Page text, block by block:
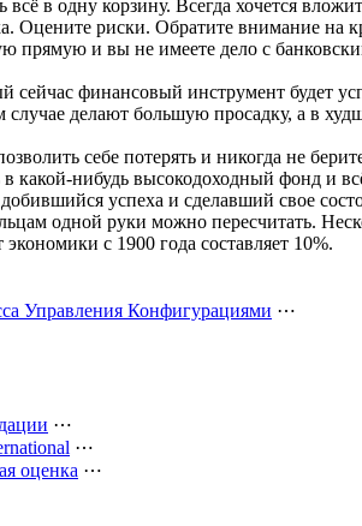
в одну корзину. Всегда хочется
Оцените риски. Обратите внимание на
прямую и вы не имеете дело с
финансовый инструмент будет
делают большую просадку, а в
себе потерять и никогда не
какой-нибудь высокодоходный фонд и
успеха и сделавший свое
одной руки можно пересчитать.
с 1900 года составляет 10%.
Управления Конфигурациями ⋯
⋯
⋯
оценка ⋯